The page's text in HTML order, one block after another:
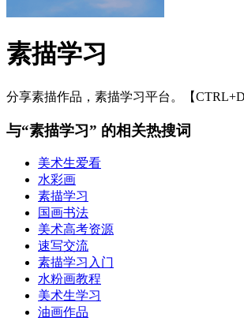
素描学习
分享素描作品，素描学习平台。【CTRL+D
与“素描学习” 的相关热搜词
美术生爱看
水彩画
素描学习
国画书法
美术高考资源
速写交流
素描学习入门
水粉画教程
美术生学习
油画作品